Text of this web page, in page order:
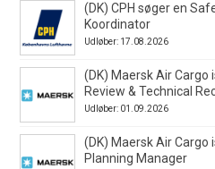
(DK) CPH søger en
Koordinator
Udløber: 17.08.2026
(DK) Maersk Air
Review & Technical
Udløber: 01.09.2026
(DK) Maersk Air Cargo
Planning Manager